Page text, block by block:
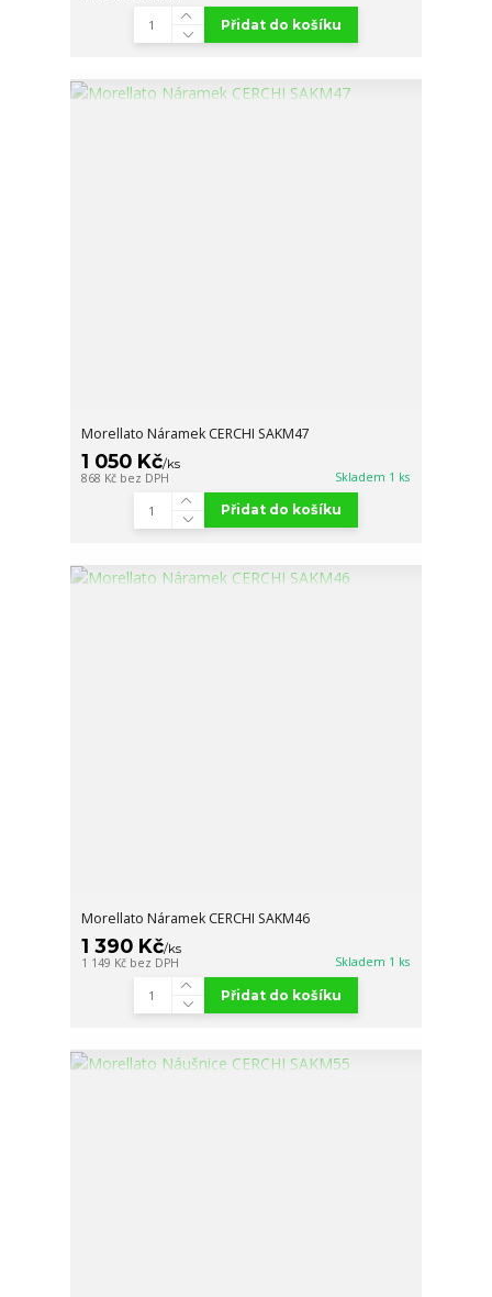
Přidat do košíku
Morellato Náramek CERCHI SAKM47
1 050 Kč/ks
868 Kč bez DPH Skladem 1 ks
Přidat do košíku
Morellato Náramek CERCHI SAKM46
1 390 Kč/ks
1 149 Kč bez DPH Skladem 1 ks
Přidat do košíku